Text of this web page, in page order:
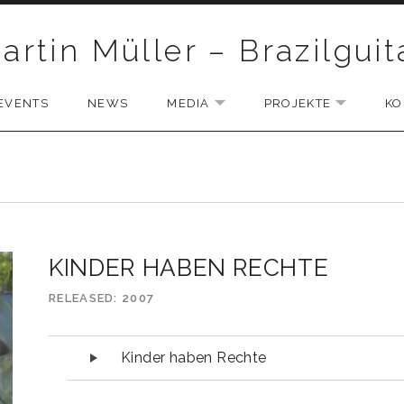
Müller –
SUBMENU NEWS MEDIA EXPAND SUBMENU
PROJEKTE EXPAND
KINDER HABEN RECHTE
RELEASED 2007
Audio-PlayerKinder haben Rechte